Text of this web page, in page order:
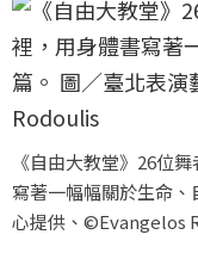
《自由大教堂》26位
寫著一幅幅關於生命
心提供、©Evangelos